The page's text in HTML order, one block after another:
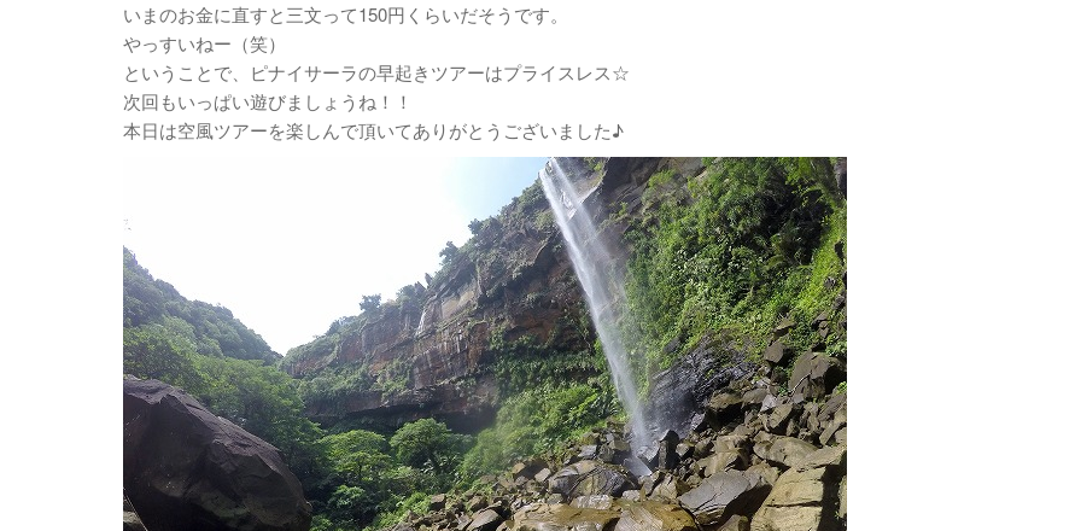
いまのお金に直すと三文って150円くらいだそうです。
やっすいねー（笑）
ということで、ピナイサーラの早起きツアーはプライスレス☆
次回もいっぱい遊びましょうね！！
本日は空風ツアーを楽しんで頂いてありがとうございました♪